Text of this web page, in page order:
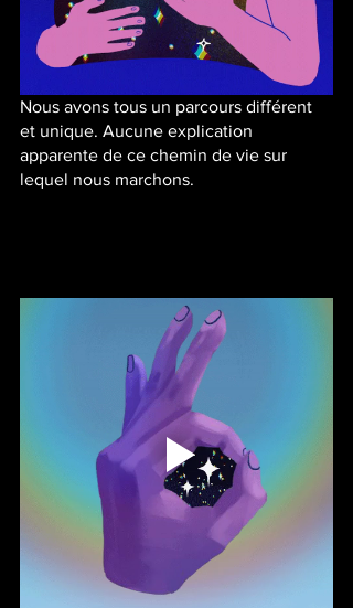
Nous avons tous un parcours différent
et unique. Aucune explication
apparente de ce chemin de vie sur
lequel nous marchons.